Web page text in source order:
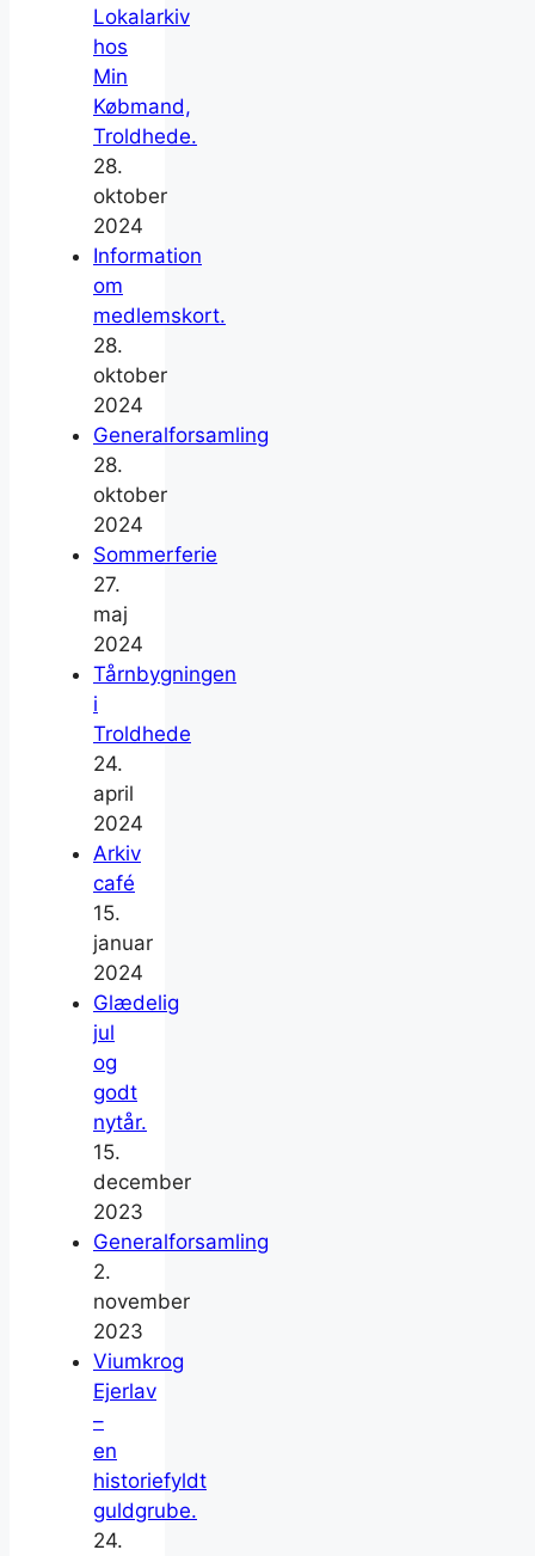
Lokalarkiv
hos
Min
Købmand,
Troldhede.
28.
oktober
2024
Information
om
medlemskort.
28.
oktober
2024
Generalforsamling
28.
oktober
2024
Sommerferie
27.
maj
2024
Tårnbygningen
i
Troldhede
24.
april
2024
Arkiv
café
15.
januar
2024
Glædelig
jul
og
godt
nytår.
15.
december
2023
Generalforsamling
2.
november
2023
Viumkrog
Ejerlav
–
en
historiefyldt
guldgrube.
24.